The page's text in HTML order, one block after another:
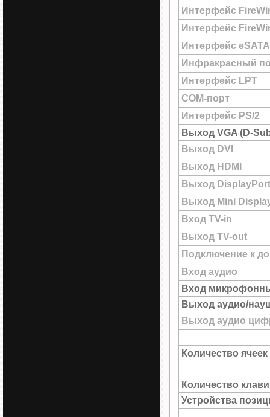
Интерфейс
Интерфейс
Интерфейс eSATA
Инфракрасный
Интерфейс LPT
COM-порт
Интерфейс PS/2
Выход VGA (D-
Выход DVI
Выход HDMI
Выход DisplayPort
Выход Mini
Вход TV-in
Выход TV-out
Подключение к
Вход аудио
Вход
Выход аудио/
Выход аудио
Количество
Количество
Устройства